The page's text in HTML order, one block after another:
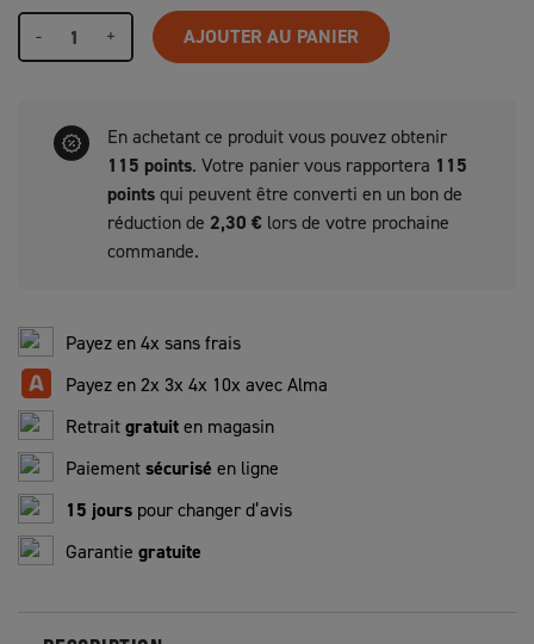
- + AJOUTER AU PANIER
En achetant ce produit vous pouvez obtenir
115 points. Votre panier vous rapportera 115
pointsqui peuvent être converti en un bon de
réduction de 2,30 €lors de votre prochaine
commande.
Payez en 4x sans frais
Payez en 2x 3x 4x 10x avec Alma
Retraitgratuiten magasin
Paiementsécurisé en ligne
15 jours pour changer d’avis
Garantie gratuite